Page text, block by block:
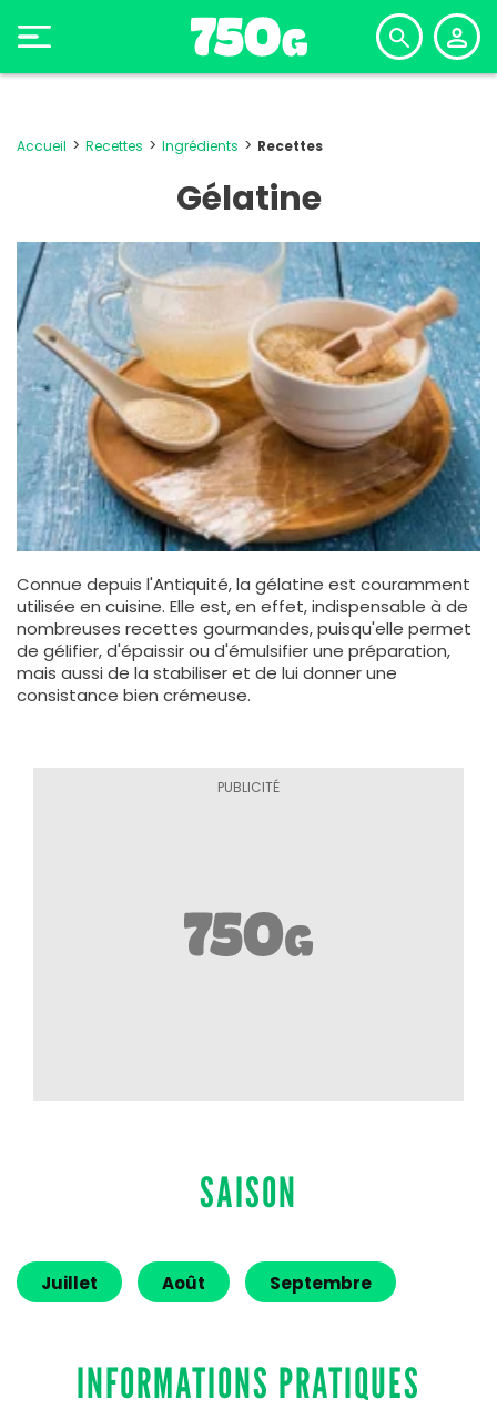
Accueil Recettes Ingrédients Recettes
Gélatine
Connue depuis l'Antiquité, la gélatine est couramment
utilisée en cuisine. Elle est, en effet, indispensable à de
nombreuses recettes gourmandes, puisqu'elle permet
de gélifier, d'épaissir ou d'émulsifier une préparation,
mais aussi de la stabiliser et de lui donner une
consistance bien crémeuse.
SAISON
Juillet Août Septembre
INFORMATIONS PRATIQUES